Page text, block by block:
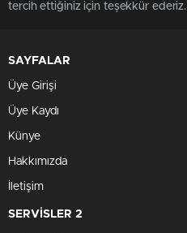
tercih ettiğiniz için teşekkür ederiz.
SAYFALAR
Üye Girişi
Üye Kaydı
Künye
Hakkımızda
İletişim
SERVİSLER 2